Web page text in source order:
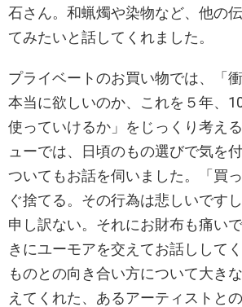
石さん。和蝋燭や染物など、他の
てみたいと話してくれました。
プライベートのお買い物では、「
本当に欲しいのか、これを５年、
使っていけるか」をじっくり考え
ューでは、日頃のもの選びで気を
ついてもお話を伺いました。「買
ぐ捨てる。その行為は悲しいです
申し訳ない。それにお財布も痛い
きにユーモアを交えてお話しして
ものとの向き合い方について大き
えてくれた、あるアーティストと